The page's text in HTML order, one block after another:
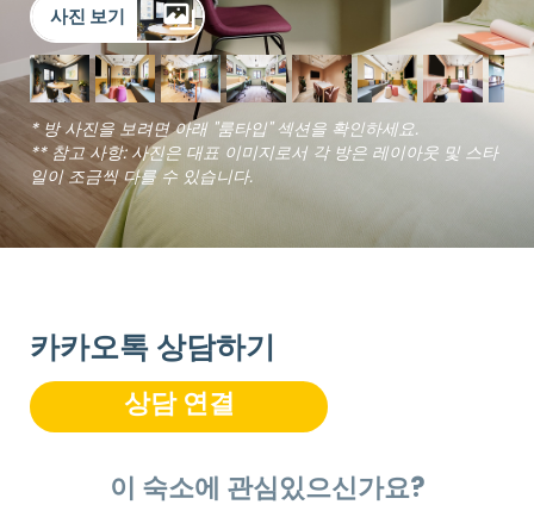
사진 보기
* 방 사진을 보려면 아래 "룸타입" 섹션을 확인하세요.
** 참고 사항: 사진은 대표 이미지로서 각 방은 레이아웃 및 스타
일이 조금씩 다를 수 있습니다.
카카오톡 상담하기
상담 연결
이 숙소에 관심있으신가요?